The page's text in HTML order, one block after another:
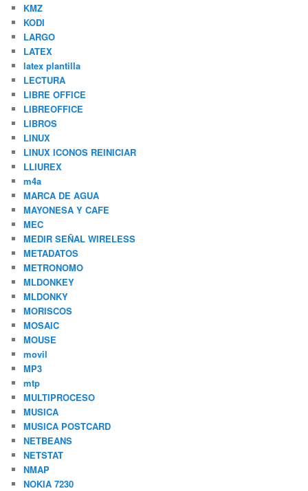
KMZ
KODI
LARGO
LATEX
latex plantilla
LECTURA
LIBRE OFFICE
LIBREOFFICE
LIBROS
LINUX
LINUX ICONOS REINICIAR
LLIUREX
m4a
MARCA DE AGUA
MAYONESA Y CAFE
MEC
MEDIR SEÑAL WIRELESS
METADATOS
METRONOMO
MLDONKEY
MLDONKY
MORISCOS
MOSAIC
MOUSE
movil
MP3
mtp
MULTIPROCESO
MUSICA
MUSICA POSTCARD
NETBEANS
NETSTAT
NMAP
NOKIA 7230